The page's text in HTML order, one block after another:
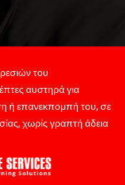
του
αυστηρά για
ή επανεκπομπή του, σε
χωρίς γραπτή άδεια